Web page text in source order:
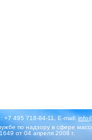
+7 495 718-84-11, E-mail:
по надзору в сфере
от 04 апреля 2008 г.